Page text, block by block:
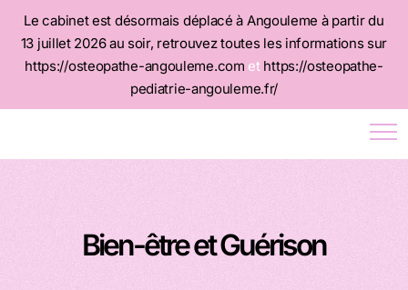
Le cabinet est désormais déplacé à Angouleme à partir du
13 juillet 2026 au soir, retrouvez toutes les informations sur
https://osteopathe-angouleme.com et https://osteopathe-
pediatrie-angouleme.fr/
Bien-être et Guérison